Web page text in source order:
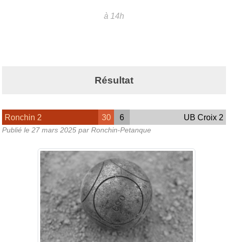
à 14h
Résultat
Ronchin 2 30 6 UB Croix 2
Publié le 27 mars 2025 par Ronchin-Petanque